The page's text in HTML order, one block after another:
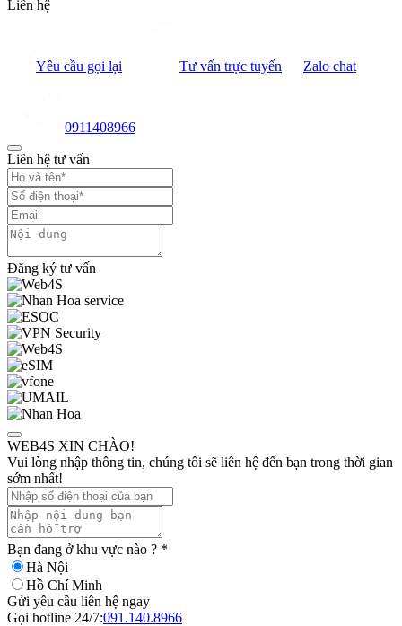
Liên hệ
Yêu cầu gọi lại Tư vấn trực tuyến Zalo chat
0911408966
Liên hệ tư vấn
Đăng ký tư vấn
WEB4S XIN CHÀO!
Vui lòng nhập thông tin, chúng tôi sẽ liên hệ đến bạn trong thời gian
sớm nhất!
Bạn đang ở khu vực nào ? *
Hà Nội
Hồ Chí Minh
Gửi yêu cầu liên hệ ngay
Gọi hotline 24/7:091.140.8966